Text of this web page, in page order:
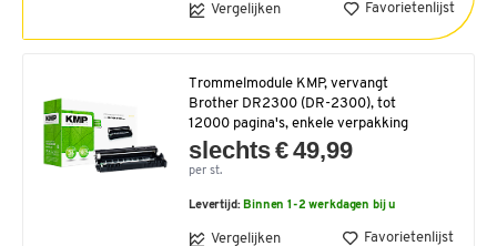
Vergelijken Favorietenlijst
Trommelmodule KMP, vervangt
Brother DR2300 (DR-2300), tot
12000 pagina's, enkele verpakking
slechts € 49,99
per st.
Levertijd: Binnen 1-2 werkdagen bij u
Vergelijken Favorietenlijst